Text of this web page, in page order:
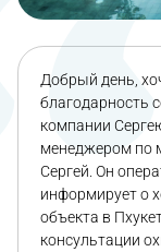
Добрый день,
благодарность
компании
менеджером по
Сергей. Он
информирует о
объекта в
консультации